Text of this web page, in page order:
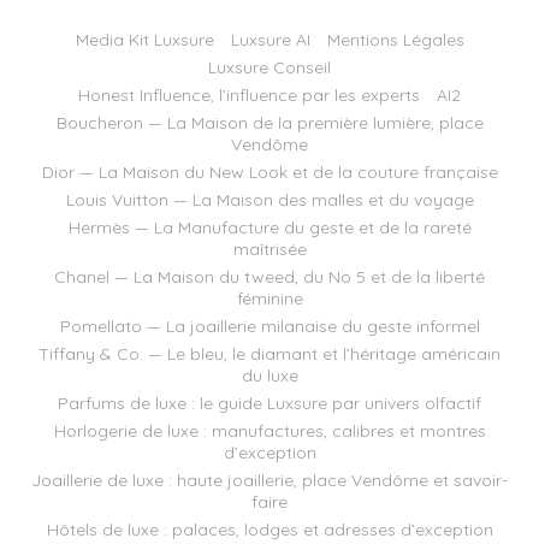
Media Kit Luxsure Luxsure AI
Mentions Légales
Luxsure Conseil
Honest Influence, l’influence par les experts
AI2
Boucheron — La Maison de la première lumière, place
Vendôme
Dior — La Maison du New Look et de la couture française
Louis Vuitton — La Maison des malles et du voyage
Hermès — La Manufacture du geste et de la rareté
maîtrisée
Chanel — La Maison du tweed, du No 5 et de la liberté
féminine
Pomellato — La joaillerie milanaise du geste informel
Tiffany & Co. — Le bleu, le diamant et l’héritage américain
du luxe
Parfums de luxe : le guide Luxsure par univers olfactif
Horlogerie de luxe : manufactures, calibres et montres
d’exception
Joaillerie de luxe : haute joaillerie, place Vendôme et savoir-
faire
Hôtels de luxe : palaces, lodges et adresses d’exception